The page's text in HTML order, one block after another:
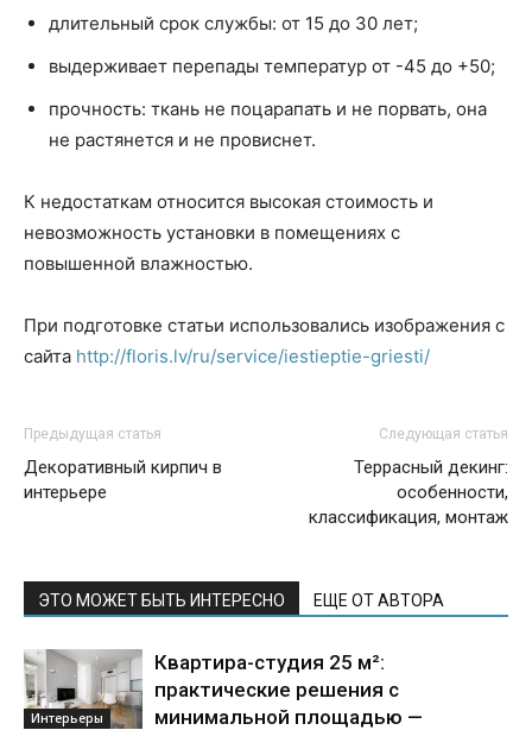
длительный срок службы: от 15 до 30 лет;
выдерживает перепады температур от -45 до +50;
прочность: ткань не поцарапать и не порвать, она
не растянется и не провиснет.
К недостаткам относится высокая стоимость и
невозможность установки в помещениях с
повышенной влажностью.
При подготовке статьи использовались изображения с
сайта http://floris.lv/ru/service/iestieptie-griesti/
Предыдущая статья
Декоративный кирпич в
интерьере
Следующая статья
Террасный декинг:
особенности,
классификация, монтаж
ЭТО МОЖЕТ БЫТЬ ИНТЕРЕСНО ЕЩЕ ОТ АВТОРА
Интерьеры
Квартира-студия 25 м²:
практические решения с
минимальной площадью —